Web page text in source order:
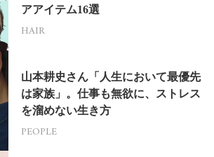
アアイテム16選
HAIR
山本耕史さん「人生において最優先
は家族」。仕事も無欲に、ストレス
を溜めない生き方
PEOPLE